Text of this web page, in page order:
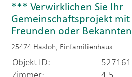
*** Verwirklichen Sie Ihr
Gemeinschaftsprojekt mit
Freunden oder
25474 Hasloh, Einfamilienhaus
Objekt ID:
527161